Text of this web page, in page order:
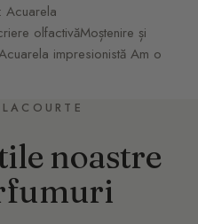
Acuarela
olfactivăMoștenire și
impresionistă Am o
noastre